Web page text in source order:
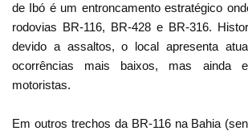
de Ibó é um entroncamento estratégico
rodovias BR-116, BR-428 e BR-316.
devido a assaltos, o local apresenta
ocorrências mais baixos, mas ainda
motoristas.
Em outros trechos da BR-116 na Bahia